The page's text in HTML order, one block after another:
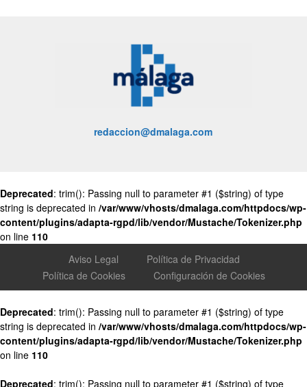
redaccion@dmalaga.com
Deprecated: trim(): Passing null to parameter #1 ($string) of type
string is deprecated in /var/www/vhosts/dmalaga.com/httpdocs/wp-
content/plugins/adapta-rgpd/lib/vendor/Mustache/Tokenizer.php
on line 110
Aviso Legal
Política de Privacidad
Política de Cookies
Configuración de Cookies
Deprecated: trim(): Passing null to parameter #1 ($string) of type
string is deprecated in /var/www/vhosts/dmalaga.com/httpdocs/wp-
content/plugins/adapta-rgpd/lib/vendor/Mustache/Tokenizer.php
on line 110
Deprecated: trim(): Passing null to parameter #1 ($string) of type